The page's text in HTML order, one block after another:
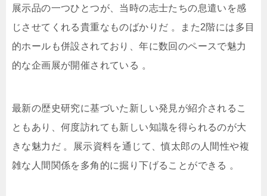
展示品の一つひとつが、当時の志士たちの息遣いを感
じさせてくれる貴重なものばかりだ 。また2階には多目
的ホールも併設されており、年に数回のペースで魅力
的な企画展が開催されている 。
最新の歴史研究に基づいた新しい発見が紹介されるこ
ともあり、何度訪れても新しい知識を得られるのが大
きな魅力だ 。展示資料を通じて、慎太郎の人間性や複
雑な人間関係を多角的に掘り下げることができる 。